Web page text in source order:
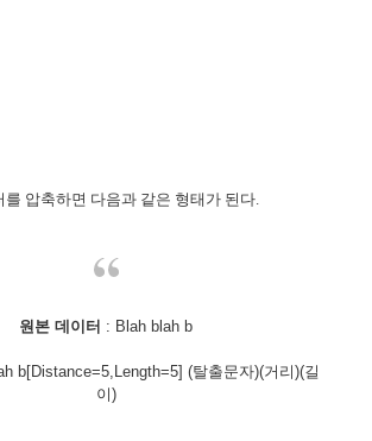
압축하면 다음과 같은 형태가 된다.
원본 데이터 : Blah blah b
b[Distance=5,Length=5] (탈출문자)(거리)(길
이)